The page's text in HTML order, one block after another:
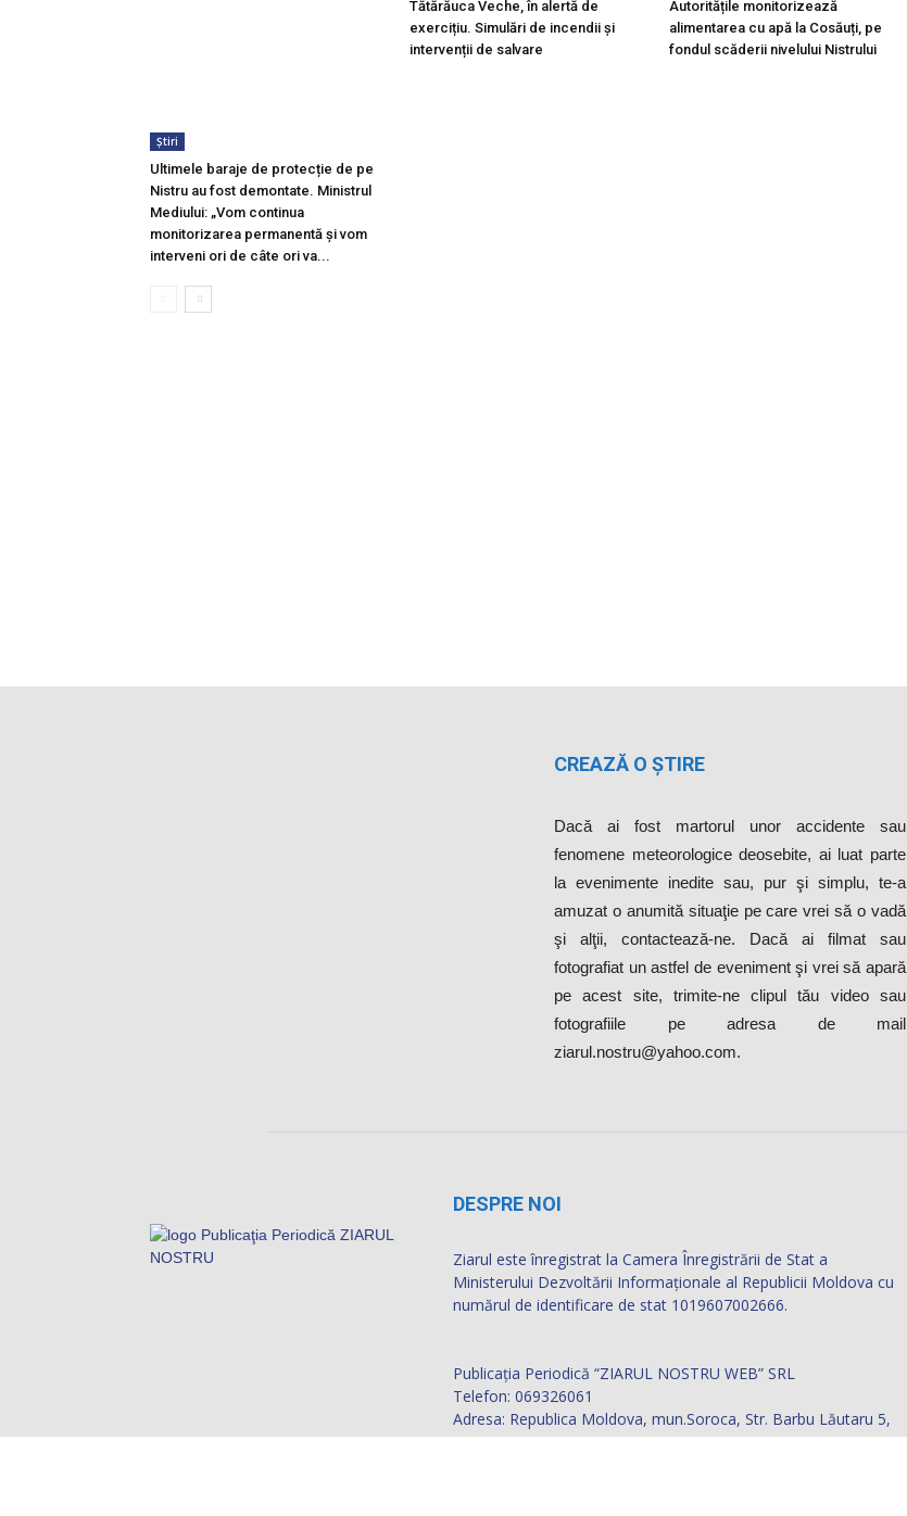
Știri
Ultimele baraje de protecție de pe
Nistru au fost demontate. Ministrul
Mediului: „Vom continua
monitorizarea permanentă și vom
interveni ori de câte ori va...
Tătărăuca Veche, în alertă de
exercițiu. Simulări de incendii și
intervenții de salvare
Autoritățile monitorizează
alimentarea cu apă la Cosăuți, pe
fondul scăderii nivelului Nistrului
CREAZĂ O ȘTIRE
Dacă ai fost martorul unor accidente sau
fenomene meteorologice deosebite, ai luat parte
la evenimente inedite sau, pur şi simplu, te-a
amuzat o anumită situaţie pe care vrei să o vadă
şi alţii, contactează-ne. Dacă ai filmat sau
fotografiat un astfel de eveniment şi vrei să apară
pe acest site, trimite-ne clipul tău video sau
fotografiile pe adresa de mail
ziarul.nostru@yahoo.com.
DESPRE NOI
Ziarul este înregistrat la Camera Înregistrării de Stat a
Ministerului Dezvoltării Informaţionale al Republicii Moldova cu
numărul de identificare de stat 1019607002666.
Publicația Periodică “ZIARUL NOSTRU WEB” SRL
Telefon: 069326061
Adresa: Republica Moldova, mun.Soroca, Str. Barbu Lăutaru 5,
ap.2